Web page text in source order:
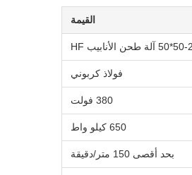
القيمة
فولاذ كربوني
380 فولت
650 كيلو واط
بحد أقصى 150 متر/دقيقة